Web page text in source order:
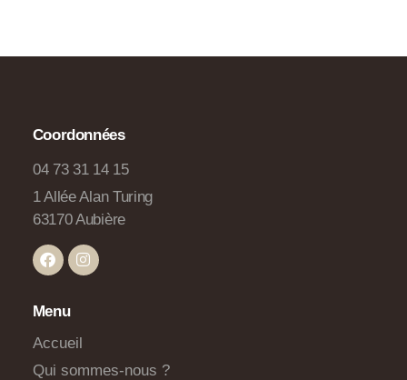
Coordonnées
04 73 31 14 15
1 Allée Alan Turing
63170 Aubière
Menu
Accueil
Qui sommes-nous ?